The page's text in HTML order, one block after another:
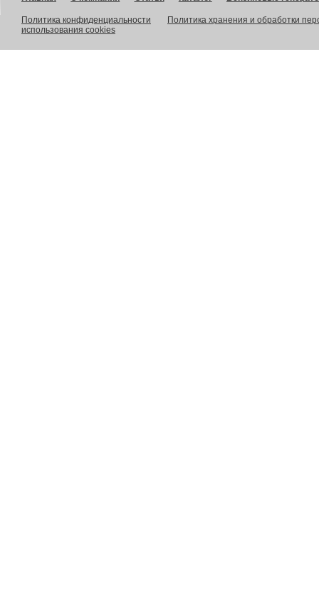
Политика конфиденциальности
Политика хранения и обработки
использования cookies